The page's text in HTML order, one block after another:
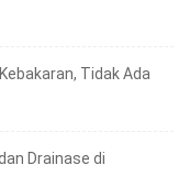
Tidak Ada
Drainase di